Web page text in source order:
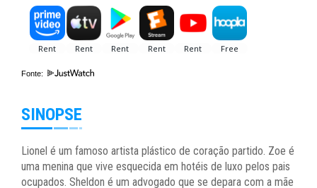
Fonte:
SINOPSE
Lionel é um famoso artista plástico de coração partido. Zoe é
uma menina que vive esquecida em hotéis de luxo pelos pais
ocupados. Sheldon é um advogado que se depara com a mãe